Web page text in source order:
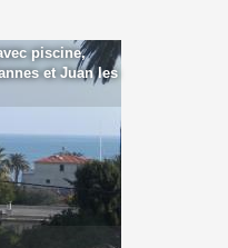
piscine,
et Juan les